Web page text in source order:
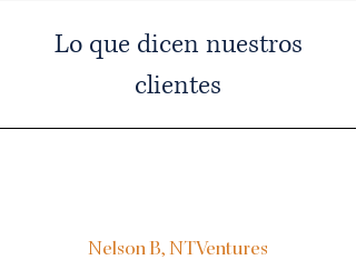
Lo que dicen nuestros
clientes
Nelson B, NTVentures